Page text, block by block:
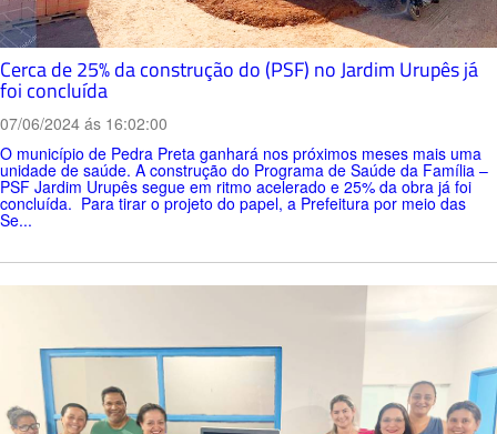
Cerca de 25% da construção do (PSF) no Jardim Urupês já
foi concluída
07/06/2024 ás 16:02:00
O município de Pedra Preta ganhará nos próximos meses mais uma
unidade de saúde. A construção do Programa de Saúde da Família –
PSF Jardim Urupês segue em ritmo acelerado e 25% da obra já foi
concluída. Para tirar o projeto do papel, a Prefeitura por meio das
Se...